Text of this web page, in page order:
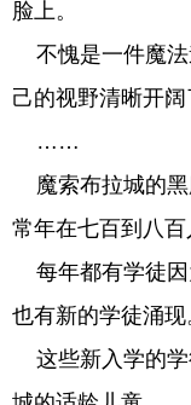
脸上。
不愧是一件魔法
己的视野清晰开阔
……
魔索布拉城的黑
常年在七百到八百
每年都有学徒因
也有新的学徒涌现
这些新入学的学